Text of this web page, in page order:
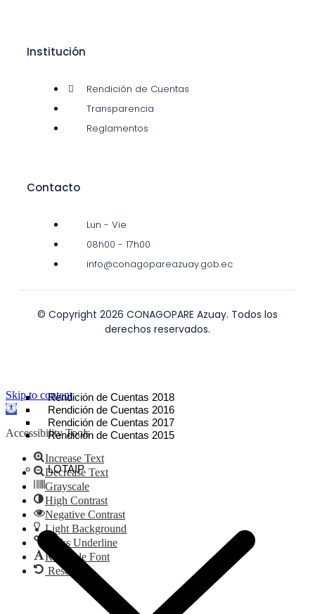
Rendición de Cuentas 2026
Rendición de Cuentas 2023
Rendición de Cuentas 2018
Rendición de Cuentas 2016
Rendición de Cuentas 2017
Rendición de Cuentas 2015
LOTAIP
Institución
Rendición de Cuentas
Transparencia
Reglamentos
Contacto
Lun - Vie
08h00 - 17h00
info@conagopareazuay.gob.ec
© Copyright 2026 CONAGOPARE Azuay. Todos los
derechos reservados.
Skip to content
Open
toolbar
Accessibility Tools
Increase Text
Decrease Text
Grayscale
High Contrast
Negative Contrast
Light Background
Links Underline
Readable Font
Reset